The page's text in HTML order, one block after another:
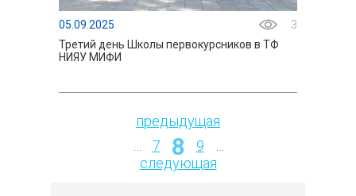
05.09.2025
3
Третий день Школы первокурсников в ТФ
НИЯУ МИФИ
Страницы
предыдущая
7 8 9
следующая